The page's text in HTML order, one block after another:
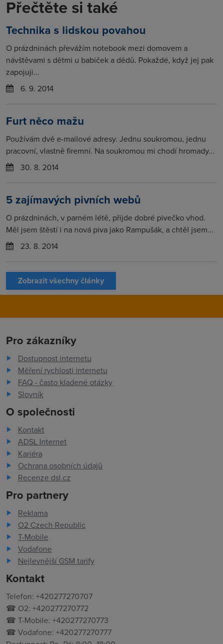
Přečtěte si také
Technika s lidskou povahou
O prázdninách převážím notebook mezi domovem a
návštěvami s dětmi u babiček a dědů. Pokaždé, když jej pak
zapojuji...
6. 9. 2014
Furt něco mažu
Používám dvě e-mailové adresy. Jednu soukromou, jednu
pracovní, vlastně firemní. Na soukromou mi chodí hromady...
30. 8. 2014
5 zajímavých pivních webů
O prázdninách, v parném létě, přijde dobré pivečko vhod.
Měl jsem štěstí i na nová piva jako Rampušák, a chtěl jsem...
23. 8. 2014
Zobrazit všechny články
Pro zákazníky
Dostupnost internetu
Měření rychlosti internetu
FAQ - často kladené otázky
Slovník
O společnosti
Kontakt
ADSL Internet
Kariéra
Ochrana osobních údajů
Recenze dsl.cz
Pro partnery
Reklama
O2 Czech Republic
T-Mobile
Vodafone
Nejlevnější GSM tarify
Kontakt
Telefon: +420277270707
☎ O2: +420277270772
☎ T-Mobile: +420277270773
☎ Vodafone: +420277270777